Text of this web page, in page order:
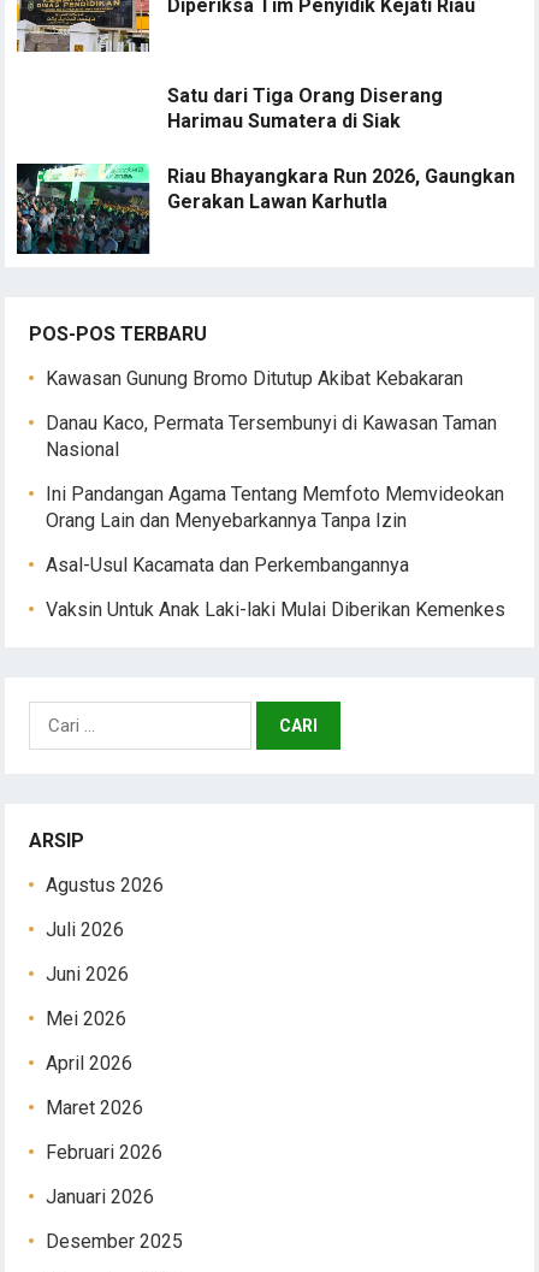
Diperiksa Tim Penyidik Kejati Riau
Satu dari Tiga Orang Diserang
Harimau Sumatera di Siak
Riau Bhayangkara Run 2026, Gaungkan
Gerakan Lawan Karhutla
POS-POS TERBARU
Kawasan Gunung Bromo Ditutup Akibat Kebakaran
Danau Kaco, Permata Tersembunyi di Kawasan Taman
Nasional
Ini Pandangan Agama Tentang Memfoto Memvideokan
Orang Lain dan Menyebarkannya Tanpa Izin
Asal-Usul Kacamata dan Perkembangannya
Vaksin Untuk Anak Laki-laki Mulai Diberikan Kemenkes
untuk:
ARSIP
Agustus 2026
Juli 2026
Juni 2026
Mei 2026
April 2026
Maret 2026
Februari 2026
Januari 2026
Desember 2025